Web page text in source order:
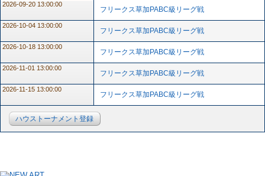
2026-09-20 13:00:00
フリークス草加PABC級リーグ戦
2026-10-04 13:00:00
フリークス草加PABC級リーグ戦
2026-10-18 13:00:00
フリークス草加PABC級リーグ戦
2026-11-01 13:00:00
フリークス草加PABC級リーグ戦
2026-11-15 13:00:00
フリークス草加PABC級リーグ戦
ハウストーナメント登録